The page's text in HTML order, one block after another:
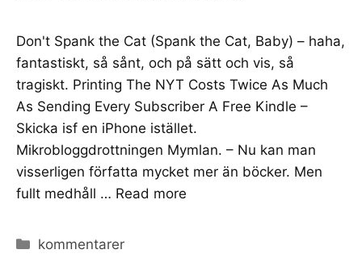
Don't Spank the Cat (Spank the Cat, Baby) – haha,
fantastiskt, så sånt, och på sätt och vis, så
tragiskt. Printing The NYT Costs Twice As Much
As Sending Every Subscriber A Free Kindle –
Skicka isf en iPhone istället.
Mikrobloggdrottningen Mymlan. – Nu kan man
visserligen författa mycket mer än böcker. Men
fullt medhåll … Read more
Categories
kommentarer